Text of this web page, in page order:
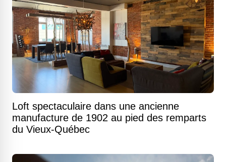
Loft spectaculaire dans une ancienne
manufacture de 1902 au pied des remparts
du Vieux-Québec